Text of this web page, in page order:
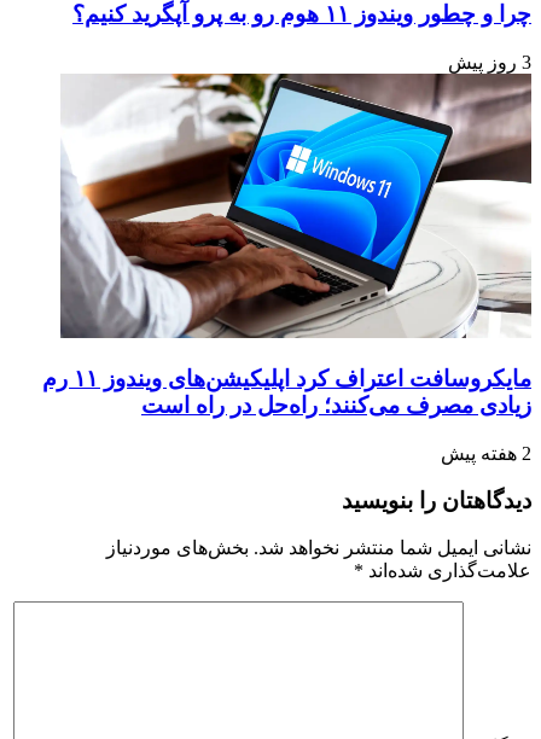
چرا و چطور ویندوز ۱۱ هوم رو به پرو آپگرید کنیم؟
3 روز پیش
مایکروسافت اعتراف کرد اپلیکیشن‌های ویندوز ۱۱ رم
زیادی مصرف می‌کنند؛ راه‌حل در راه است
2 هفته پیش
دیدگاهتان را بنویسید
نشانی ایمیل شما منتشر نخواهد شد. بخش‌های موردنیاز
علامت‌گذاری شده‌اند *